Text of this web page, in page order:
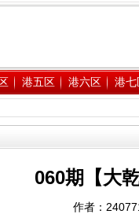
港五区 港六区 港七
060期【大
作者：